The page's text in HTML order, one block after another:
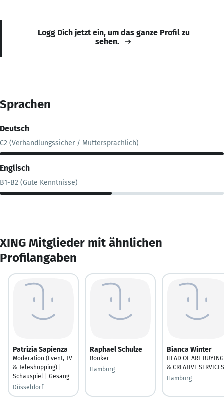
Logg Dich jetzt ein, um das ganze Profil zu
sehen.
Sprachen
Deutsch
C2 (Verhandlungssicher / Muttersprachlich)
Englisch
B1-B2 (Gute Kenntnisse)
XING Mitglieder mit ähnlichen
Profilangaben
Patrizia Sapienza
Moderation (Event, TV
& Teleshopping) |
Schauspiel | Gesang
Düsseldorf
Raphael Schulze
Booker
Hamburg
Bianca Winter
HEAD OF ART BUYING
& CREATIVE SERVICES
Hamburg